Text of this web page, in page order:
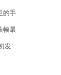
的手
幅最
发